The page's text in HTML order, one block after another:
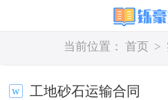
当前位置： 首页 >
工地砂石运输合同